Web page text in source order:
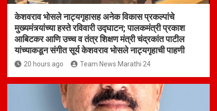
केशवराव भोसले नाट्यगृहासह अनेक विकास प्रकल्पांचे
मुख्यमंत्र्यांच्या हस्ते रविवारी उद्घाटन; पालकमंत्री प्रकाश
आबिटकर आणि उच्च व तंत्र शिक्षण मंत्री चंद्रकांत पाटील
यांच्याकडून संगीत सूर्य केशवराव भोसले नाट्यगृहाची पाहणी
20 hours ago Team News Marathi 24